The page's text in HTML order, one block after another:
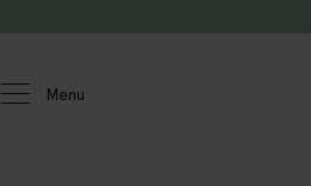
Menu